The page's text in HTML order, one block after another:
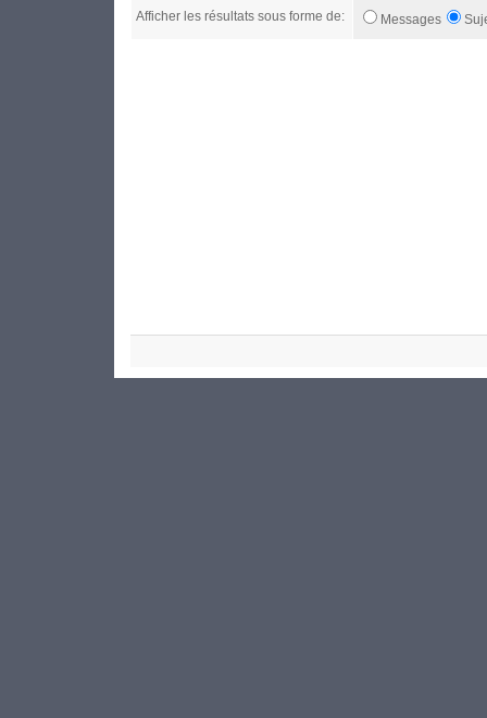
Afficher les résultats sous forme de: Messages